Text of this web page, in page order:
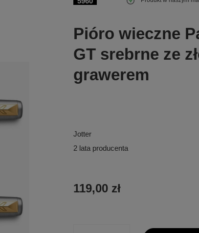
Pióro wieczne
GT srebrne ze
grawerem
Jotter
2 lata producenta
119,00 zł